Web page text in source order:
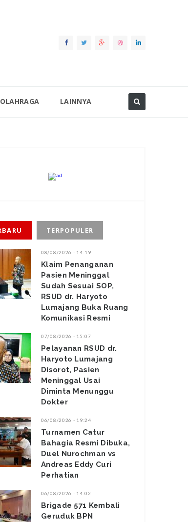
OLAHRAGA LAINNYA
TERPOPULER
08/08/2026 - 14:19
Klaim Penanganan
Pasien Meninggal
Sudah Sesuai SOP,
RSUD dr. Haryoto
Lumajang Buka Ruang
Komunikasi Resmi
07/08/2026 - 15:07
Pelayanan RSUD dr.
Haryoto Lumajang
Disorot, Pasien
Meninggal Usai
Diminta Menunggu
Dokter
06/08/2026 - 19:24
Turnamen Catur
Bahagia Resmi Dibuka,
Duel Nurochman vs
Andreas Eddy Curi
Perhatian
06/08/2026 - 14:02
Brigade 571 Kembali
Geruduk BPN